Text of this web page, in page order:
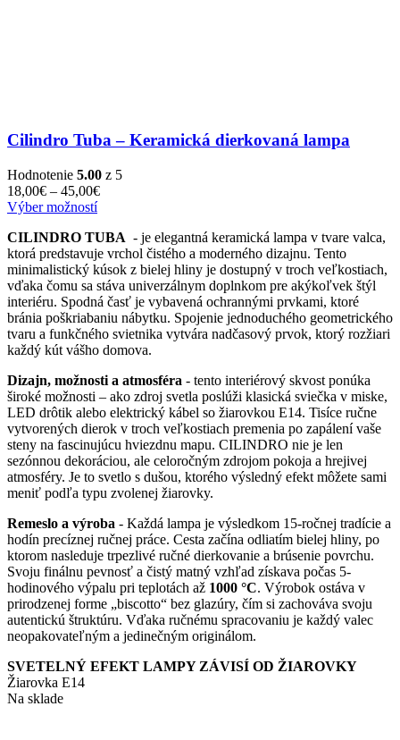
Cilindro Tuba – Keramická dierkovaná lampa
Hodnotenie 5.00 z 5
18,00€ – 45,00€Price
through
45,00€
Výber možnostíTento
má
viacero
variantov.
Možnosti
si
môžete
vybrať
na
produktu.
CILINDRO TUBA - je elegantná keramická lampa v tvare valca,
ktorá predstavuje vrchol čistého a moderného dizajnu. Tento
minimalistický kúsok z bielej hliny je dostupný v troch veľkostiach,
vďaka čomu sa stáva univerzálnym doplnkom pre akýkoľvek štýl
interiéru. Spodná časť je vybavená ochrannými prvkami, ktoré
bránia poškriabaniu nábytku. Spojenie jednoduchého geometrického
tvaru a funkčného svietnika vytvára nadčasový prvok, ktorý rozžiari
každý kút vášho domova.
Dizajn, možnosti a atmosféra - tento interiérový skvost ponúka
široké možnosti – ako zdroj svetla poslúži klasická sviečka v miske,
LED drôtik alebo elektrický kábel so žiarovkou E14. Tisíce ručne
vytvorených dierok v troch veľkostiach premenia po zapálení vaše
steny na fascinujúcu hviezdnu mapu. CILINDRO nie je len
sezónnou dekoráciou, ale celoročným zdrojom pokoja a hrejivej
atmosféry. Je to svetlo s dušou, ktorého výsledný efekt môžete sami
meniť podľa typu zvolenej žiarovky.
Remeslo a výroba - Každá lampa je výsledkom 15-ročnej tradície a
hodín precíznej ručnej práce. Cesta začína odliatím bielej hliny, po
ktorom nasleduje trpezlivé ručné dierkovanie a brúsenie povrchu.
Svoju finálnu pevnosť a čistý matný vzhľad získava počas 5-
hodinového výpalu pri teplotách až 1000 °C. Výrobok ostáva v
prirodzenej forme „biscotto“ bez glazúry, čím si zachováva svoju
autentickú štruktúru. Vďaka ručnému spracovaniu je každý valec
neopakovateľným a jedinečným originálom.
SVETELNÝ EFEKT LAMPY ZÁVISÍ OD ŽIAROVKY
Žiarovka E14
Na sklade